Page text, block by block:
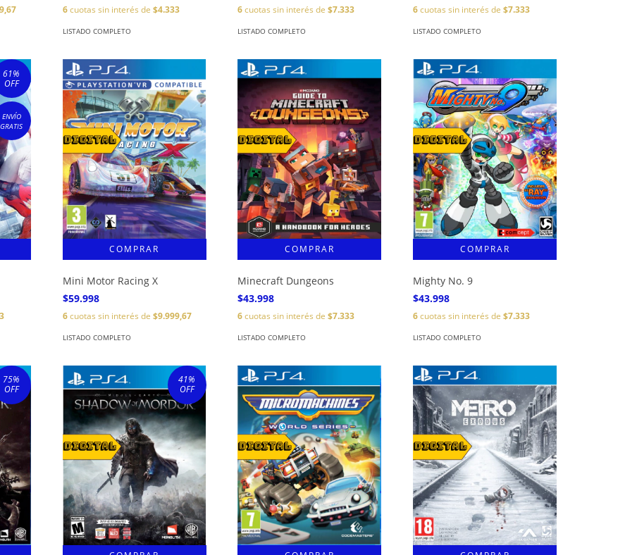
6cuotas sin interés de $4.333
LISTADO COMPLETO
6cuotas sin interés de$7.333
LISTADO COMPLETO
6cuotas sin interés de$7.333
LISTADO COMPLETO
61%
OFF
ENVÍO
GRATIS
Mini Motor Racing X
$59.998
6cuotas sin interés de $9.999,67
LISTADO COMPLETO
Minecraft Dungeons
$43.998
6cuotas sin interés de$7.333
LISTADO COMPLETO
Mighty No. 9
$43.998
6cuotas sin interés de$7.333
LISTADO COMPLETO
75%
OFF
41%
OFF